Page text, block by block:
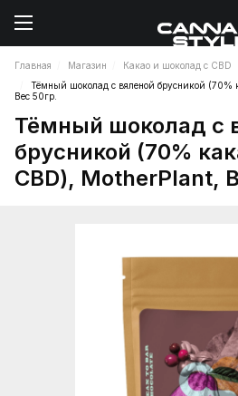
Главная Магазин
Какао и шоколад с CBD
Тёмный шоколад с вяленой брусникой (70%
Вес 50гр.
Тёмный шоколад с
брусникой (70%
CBD), MotherPlant,